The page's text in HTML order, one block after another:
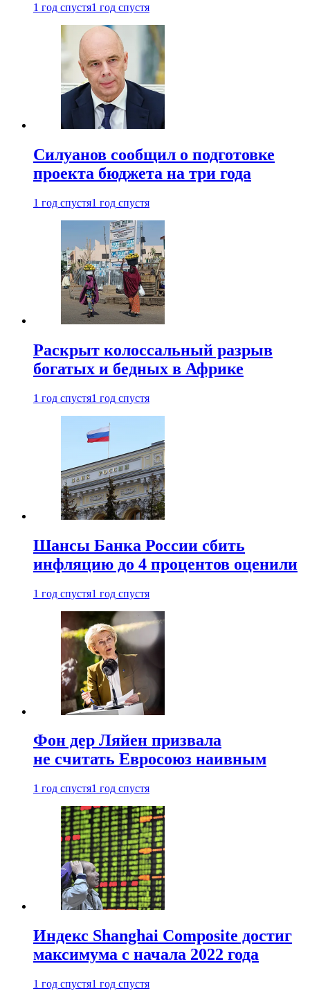
1 год спустя1 год спустя
Силуанов сообщил о подготовке
проекта бюджета на три года
1 год спустя1 год спустя
Раскрыт колоссальный разрыв
богатых и бедных в Африке
1 год спустя1 год спустя
Шансы Банка России сбить
инфляцию до 4 процентов оценили
1 год спустя1 год спустя
Фон дер Ляйен призвала
не считать Евросоюз наивным
1 год спустя1 год спустя
Индекс Shanghai Composite достиг
максимума с начала 2022 года
1 год спустя1 год спустя